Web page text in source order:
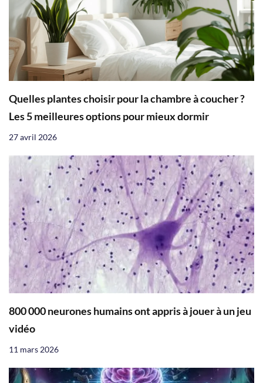
Quelles plantes choisir pour la chambre à coucher ?
Les 5 meilleures options pour mieux dormir
27 avril 2026
800 000 neurones humains ont appris à jouer à un jeu
vidéo
11 mars 2026